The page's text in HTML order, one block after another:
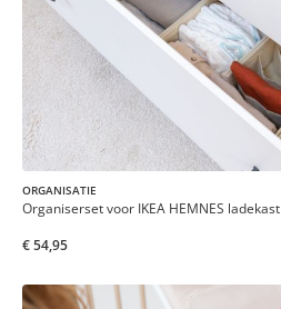
ORGANISATIE
Organiserset voor IKEA HEMNES ladekast
€ 54,95